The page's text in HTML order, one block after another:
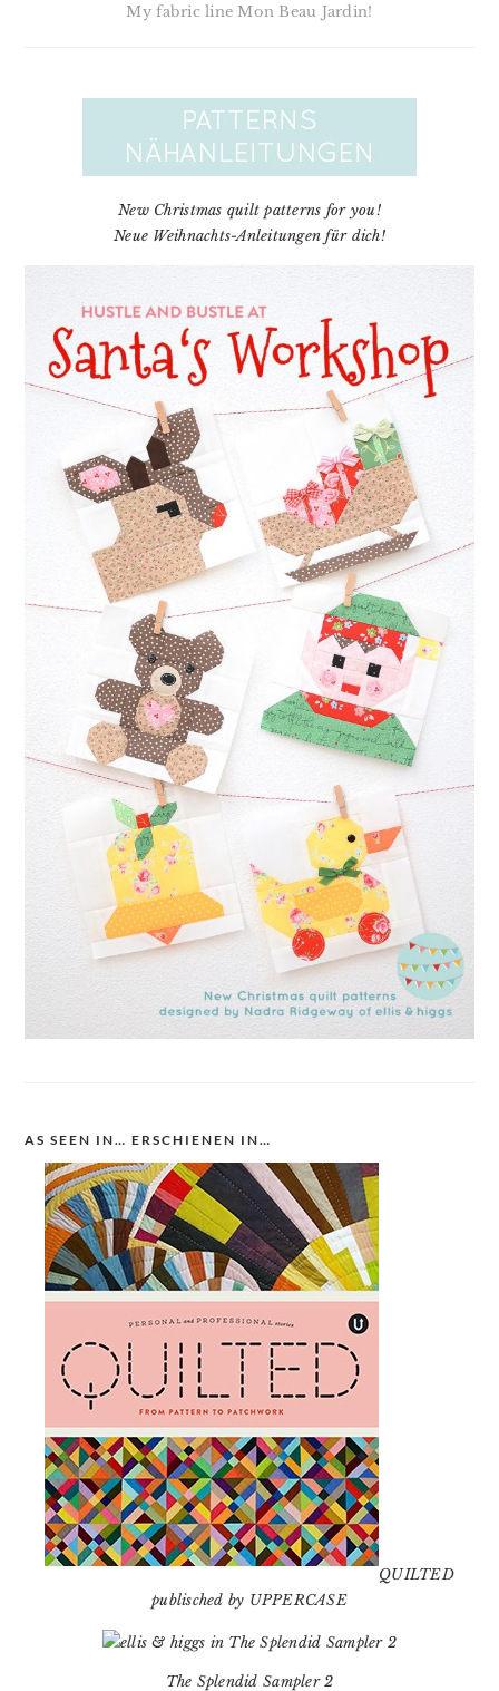
My fabric line Mon Beau Jardin!
New Christmas quilt patterns for you!
Neue Weihnachts-Anleitungen für dich!
AS SEEN IN… ERSCHIENEN IN…
QUILTED
publisched by UPPERCASE
The Splendid Sampler 2